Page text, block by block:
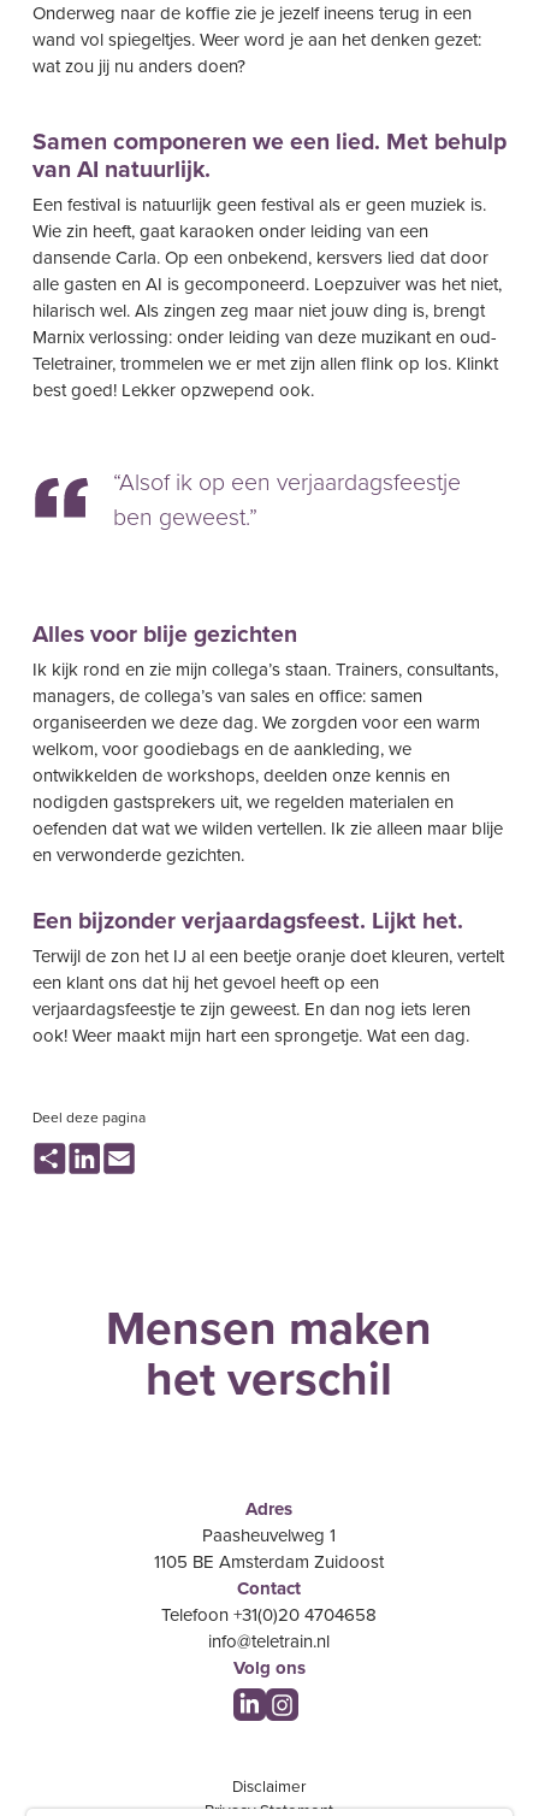
Onderweg naar de koffie zie je jezelf ineens terug in een
wand vol spiegeltjes. Weer word je aan het denken gezet:
wat zou jij nu anders doen?
Samen componeren we een lied. Met behulp
van AI natuurlijk.
Een festival is natuurlijk geen festival als er geen muziek is.
Wie zin heeft, gaat karaoken onder leiding van een
dansende Carla. Op een onbekend, kersvers lied dat door
alle gasten en AI is gecomponeerd. Loepzuiver was het niet,
hilarisch wel. Als zingen zeg maar niet jouw ding is, brengt
Marnix verlossing: onder leiding van deze muzikant en oud-
Teletrainer, trommelen we er met zijn allen flink op los. Klinkt
best goed! Lekker opzwepend ook.
“Alsof ik op een verjaardagsfeestje
ben geweest.”
Alles voor blije gezichten
Ik kijk rond en zie mijn collega’s staan. Trainers, consultants,
managers, de collega’s van sales en office: samen
organiseerden we deze dag. We zorgden voor een warm
welkom, voor goodiebags en de aankleding, we
ontwikkelden de workshops, deelden onze kennis en
nodigden gastsprekers uit, we regelden materialen en
oefenden dat wat we wilden vertellen. Ik zie alleen maar blije
en verwonderde gezichten.
Een bijzonder verjaardagsfeest. Lijkt het.
Terwijl de zon het IJ al een beetje oranje doet kleuren, vertelt
een klant ons dat hij het gevoel heeft op een
verjaardagsfeestje te zijn geweest. En dan nog iets leren
ook! Weer maakt mijn hart een sprongetje. Wat een dag.
Deel deze pagina
ShareLinkedInEmail
Mensen maken
het verschil
Adres
Paasheuvelweg 1
1105 BE Amsterdam Zuidoost
Contact
Telefoon +31(0)20 4704658
info@teletrain.nl
Volg ons
Disclaimer
Privacy Statement